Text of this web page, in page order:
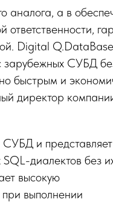
аналога, а в
ответственности,
Digital Q.DataBase
зарубежных СУБД
быстрым и
директор
и
диалектов без
высокую
выполнении